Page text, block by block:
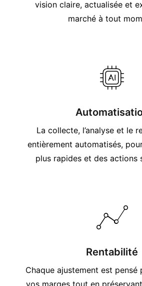
vision claire, actualisée et
marché à tout
La collecte, l’analyse et le
entièrement automatisés,
plus rapides et des actions
Rentabilité
Chaque ajustement est pensé
vos marges tout en